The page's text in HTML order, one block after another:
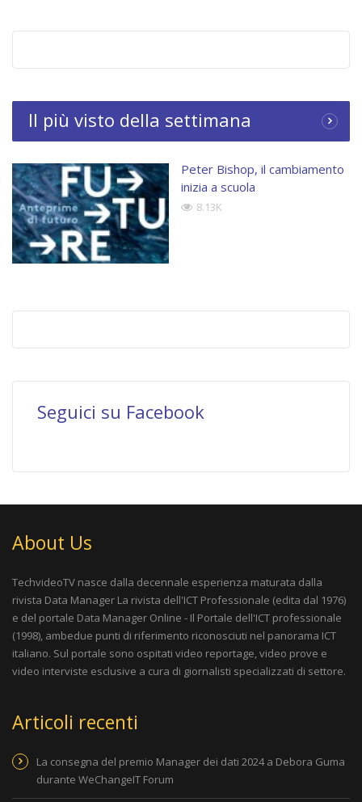
Il più visto della settimana
Peter Bishop, il cambiamento
inizia a scuola
8.13K
Seguici su Facebook
About Us
TechvideoTV nasce dalla decennale esperienza maturata dalla
rivista Data Manager La rivista dell'ICT Professionale (edita dal 1976)
e del portale Data Manager Online - Il Portale dell'ICT professionale
(1998), ambedue punti di riferimento riconosciuti nel panorama ICT
italiano. Sul portale sono ospitati video reportage, video prove e
video interviste esclusive a cura di giornalisti specializzati di settore.
Articoli recenti
La consegna del premio Manager dei dati 2024 a Debora Guma
durante WeChangeIT Forum